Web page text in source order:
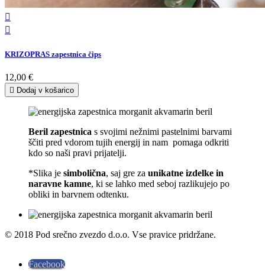


KRIZOPRAS zapestnica čips
12,00 €
 Dodaj v košarico
Beril zapestnica s svojimi nežnimi pastelnimi barvami
ščiti pred vdorom tujih energij in nam pomaga odkriti
kdo so naši pravi prijatelji.
*Slika je simbolična, saj gre za unikatne izdelke in
naravne kamne, ki se lahko med seboj razlikujejo po
obliki in barvnem odtenku.
© 2018 Pod srečno zvezdo d.o.o. Vse pravice pridržane.
Facebook